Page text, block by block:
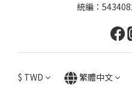
統編：
$ TWD 繁體中文